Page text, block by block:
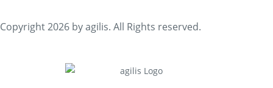
Copyright 2026 by agilis. All Rights reserved.